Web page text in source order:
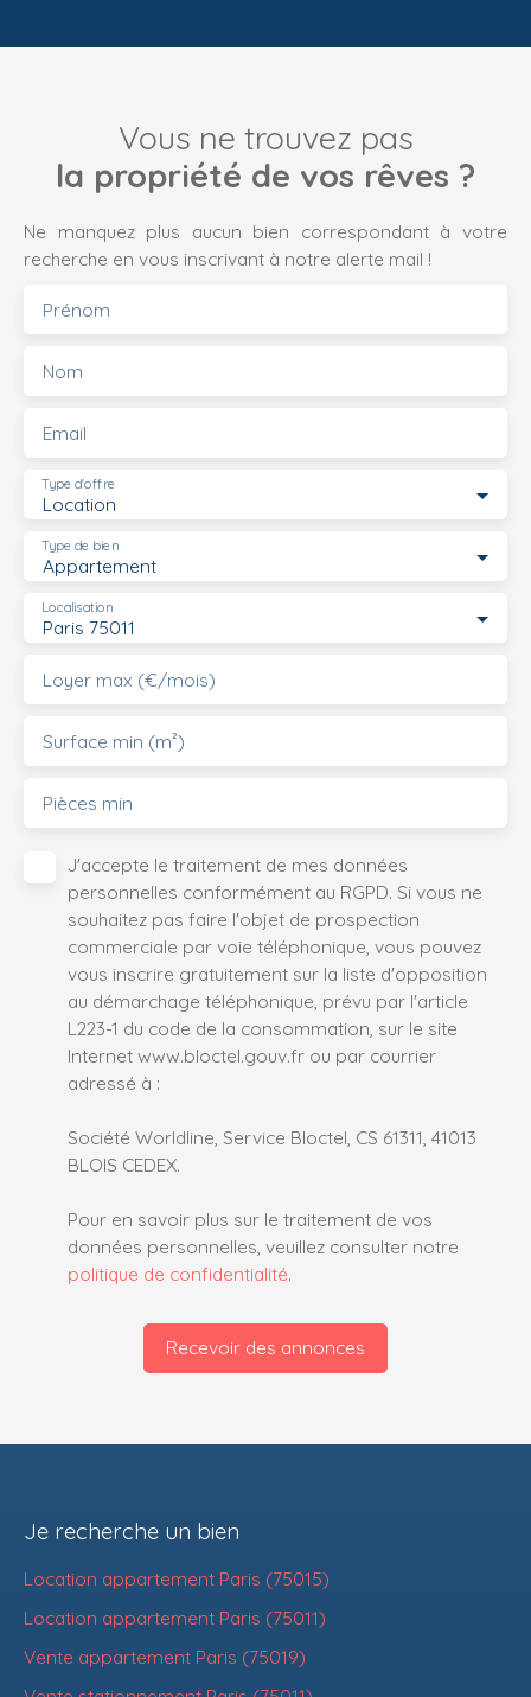
Vous ne trouvez pas
la propriété de vos rêves ?
Ne manquez plus aucun bien correspondant à votre
recherche en vous inscrivant à notre alerte mail !
Prénom
Nom
Email
Location
Type d'offre
Appartement
Type de bien
Paris 75011
Localisation
Loyer max (€/mois)
Surface min (m²)
Pièces min
J'accepte le traitement de mes données
personnelles conformément au RGPD. Si vous ne
souhaitez pas faire l'objet de prospection
commerciale par voie téléphonique, vous pouvez
vous inscrire gratuitement sur la liste d'opposition
au démarchage téléphonique, prévu par l'article
L223-1 du code de la consommation, sur le site
Internet www.bloctel.gouv.fr ou par courrier
adressé à :
Société Worldline, Service Bloctel, CS 61311, 41013
BLOIS CEDEX.
Pour en savoir plus sur le traitement de vos
données personnelles, veuillez consulter notre
politique de confidentialité.
Recevoir des annonces
Je recherche un bien
Location appartement Paris (75015)
Location appartement Paris (75011)
Vente appartement Paris (75019)